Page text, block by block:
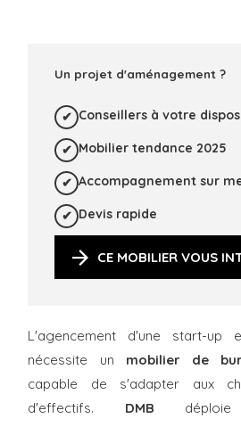
Un projet d'aménagement ?
Conseillers à votre
Mobilier tendance 2025
Accompagnement sur
Devis rapide
CE MOBILIER VOUS
L'agencement d'une start-up
nécessite un mobilier de
capable de s'adapter aux
d'effectifs. DMB déploie